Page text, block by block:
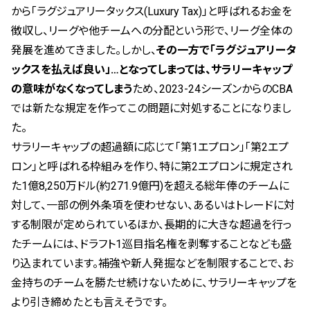
から「ラグジュアリータックス(Luxury Tax)」と呼ばれるお金を
徴収し、リーグや他チームへの分配という形で、リーグ全体の
発展を進めてきました。しかし、その一方で「ラグジュアリータ
ックスを払えば良い」…となってしまっては、サラリーキャップ
の意味がなくなってしまうため、2023-24シーズンからのCBA
では新たな規定を作ってこの問題に対処することになりまし
た。
サラリーキャップの超過額に応じて「第1エプロン」「第2エプ
ロン」と呼ばれる枠組みを作り、特に第2エプロンに規定され
た1億8,250万ドル(約271.9億円)を超える総年俸のチームに
対して、一部の例外条項を使わせない、あるいはトレードに対
する制限が定められているほか、長期的に大きな超過を行っ
たチームには、ドラフト1巡目指名権を剥奪することなども盛
り込まれています。補強や新人発掘などを制限することで、お
金持ちのチームを勝たせ続けないために、サラリーキャップを
より引き締めたとも言えそうです。